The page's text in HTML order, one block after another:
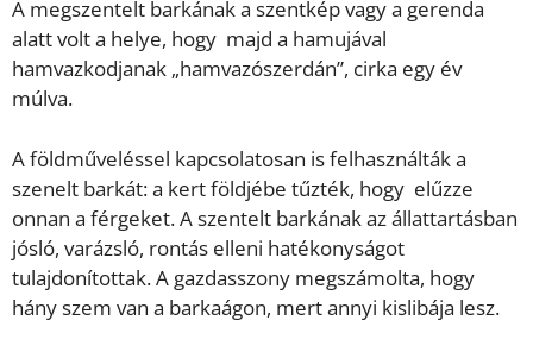
A megszentelt barkának a szentkép vagy a gerenda
alatt volt a helye, hogy majd a hamujával
hamvazkodjanak „hamvazószerdán”, cirka egy év
múlva.
A földműveléssel kapcsolatosan is felhasználták a
szenelt barkát: a kert földjébe tűzték, hogy elűzze
onnan a férgeket. A szentelt barkának az állattartásban
jósló, varázsló, rontás elleni hatékonyságot
tulajdonítottak. A gazdasszony megszámolta, hogy
hány szem van a barkaágon, mert annyi kislibája lesz.